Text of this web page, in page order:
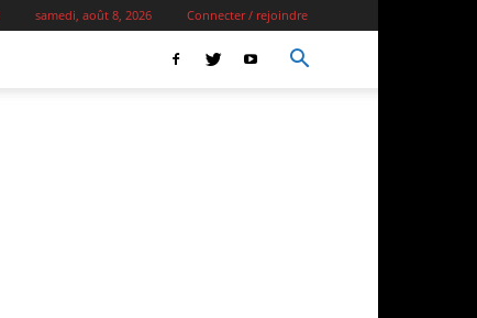
samedi, août 8, 2026 Connecter / rejoindre